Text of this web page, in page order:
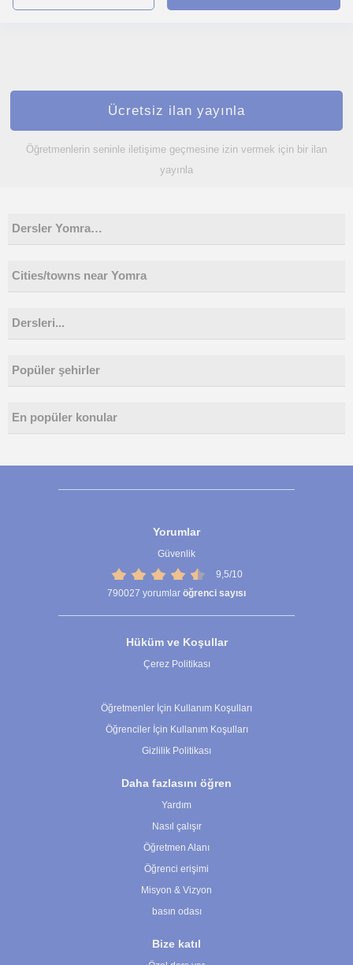
Ücretsiz ilan yayınla
Öğretmenlerin seninle iletişime geçmesine izin vermek için bir ilan
yayınla
Dersler Yomra…
Cities/towns near Yomra
Dersleri...
Popüler şehirler
En popüler konular
Yorumlar
Güvenlik
9,5/10
790027 yorumlar öğrenci sayısı
Hüküm ve Koşullar
Çerez Politikası
Öğretmenler İçin Kullanım Koşulları
Öğrenciler İçin Kullanım Koşulları
Gizlilik Politikası
Daha fazlasını öğren
Yardım
Nasıl çalışır
Öğretmen Alanı
Öğrenci erişimi
Misyon & Vizyon
basın odası
Bize katıl